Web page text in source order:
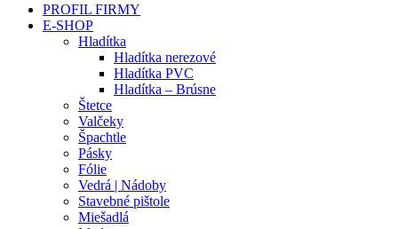
PROFIL FIRMY
E-SHOP
Hladítka
Hladítka nerezové
Hladítka PVC
Hladítka – Brúsne
Štetce
Valčeky
Špachtle
Pásky
Fólie
Vedrá | Nádoby
Stavebné pištole
Miešadlá